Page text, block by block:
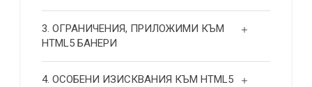
3. ОГРАНИЧЕНИЯ, ПРИЛОЖИМИ КЪМ
HTML5 БАНЕРИ
4. ОСОБЕНИ ИЗИСКВАНИЯ КЪМ HTML5